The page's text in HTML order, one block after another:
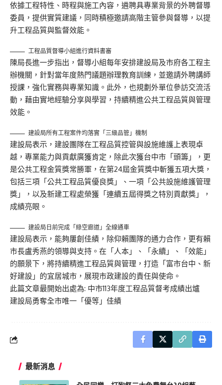
依據工程特性、時程與施工內容，遴聘具專業背景的外聘督導
委員，提供實質建議，同時積極邀請高階主管參與督導，以提
升工程品質與監督效能。
工程品質督導小組進行資料書審
陳局長進一步指出，督導小組每年安排建設局及市府各工程主
辦機關，針對當年度熱門議題辦理教育訓練，並邀請外聘講師
授課，強化實務與專業知識。此外，也規劃外單位參訪交流活
動，藉由實地經驗分享與學習，持續精進公共工程品質與管理
效能。
建設局所有工程案件均落實「三級品管」機制
建設局表示，建設團隊在工程品質控管與設施維護上表現卓
越，專業能力與貢獻廣獲肯定，除此次獲台中市「頭籌」，更
是公共工程金質獎常勝軍，在第24屆金質獎中斬獲五項大獎，
包括三項「公共工程品質優良獎」、一項「公共設施維護管理
獎」，以及新建工程處榮獲「連續五屆得獎之特別貢獻獎」，
成績亮眼。
建設局日前完成「綠空廊道」全線通車
建設局表示，能夠屢創佳績，除仰賴團隊的通力合作，更有賴
市長盧秀燕的領導與支持。在「人本」、「永續」、「效能」
的願景下，將持續精進工程品質與管理，打造「富市台中、新
好建設」的宜居城市，展現市政建設的責任與使命。
此篇文章最開始出處為: 中市113年度工程品質督考成績出爐
建設局勇奪全市唯一「優等」佳績
最新消息